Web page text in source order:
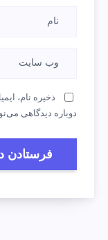
ذخیره نام،
دوباره دیدگاهی